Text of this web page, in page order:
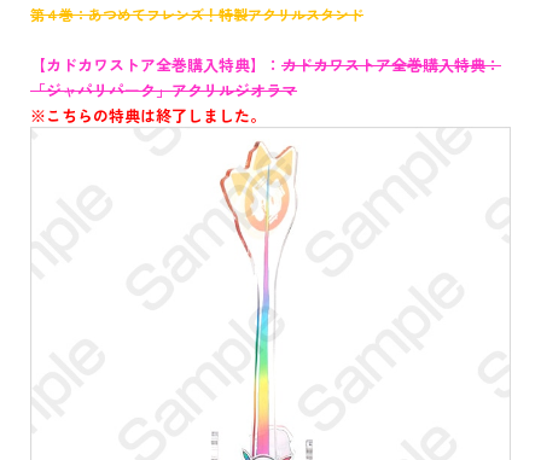
第４巻：あつめてフレンズ！特製アクリルスタンド
【カドカワストア全巻購入特典】： カドカワストア全巻購入特典：
「ジャパリパーク」アクリルジオラマ
※こちらの特典は終了しました。